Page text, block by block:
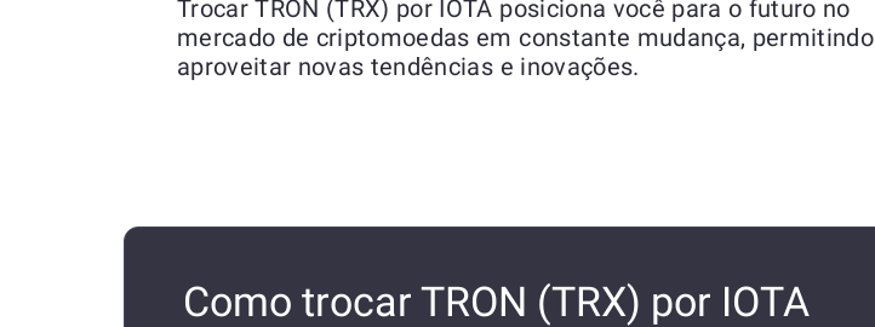
Trocar TRON (TRX) por IOTA posiciona você para o futuro no
mercado de criptomoedas em constante mudança, permitindo
aproveitar novas tendências e inovações.
Como trocar TRON (TRX) por IOTA